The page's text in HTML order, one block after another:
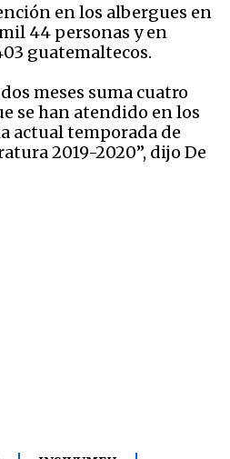
en los albergues en
44 personas y en
guatemaltecos.
meses suma cuatro
se han atendido en los
actual temporada de
2019-2020”, dijo De